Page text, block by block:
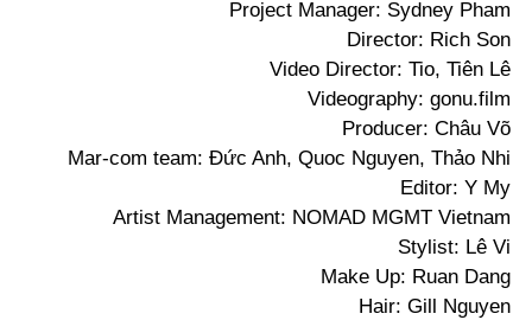
Project Manager: Sydney Pham
Director: Rich Son
Video Director: Tio, Tiên Lê
Videography: gonu.film
Producer: Châu Võ
Mar-com team: Đức Anh, Quoc Nguyen, Thảo Nhi
Editor: Y My
Artist Management: NOMAD MGMT Vietnam
Stylist: Lê Vi
Make Up: Ruan Dang
Hair: Gill Nguyen